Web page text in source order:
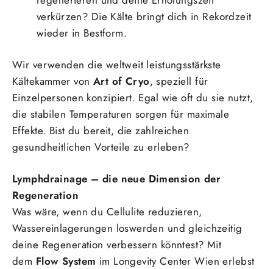
verkürzen? Die Kälte bringt dich in Rekordzeit
wieder in Bestform.
Wir verwenden die weltweit leistungsstärkste
Kältekammer von Art of Cryo, speziell für
Einzelpersonen konzipiert. Egal wie oft du sie nutzt,
die stabilen Temperaturen sorgen für maximale
Effekte. Bist du bereit, die zahlreichen
gesundheitlichen Vorteile zu erleben?
Lymphdrainage – die neue Dimension der
Regeneration
Was wäre, wenn du Cellulite reduzieren,
Wassereinlagerungen loswerden und gleichzeitig
deine Regeneration verbessern könntest? Mit
dem Flow System im Longevity Center Wien erlebst